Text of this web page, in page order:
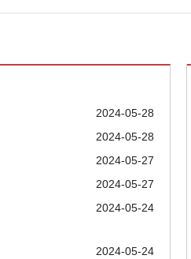
2024-05-28
2024-05-28
2024-05-27
2024-05-27
2024-05-24
2024-05-24